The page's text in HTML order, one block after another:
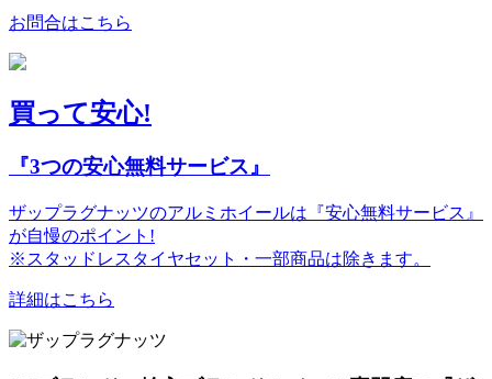
お問合はこちら
買って安心!
『3つの安心無料サービス』
ザップラグナッツのアルミホイールは『安心無料サービス』
が自慢のポイント!
※スタッドレスタイヤセット・一部商品は除きます。
詳細はこちら